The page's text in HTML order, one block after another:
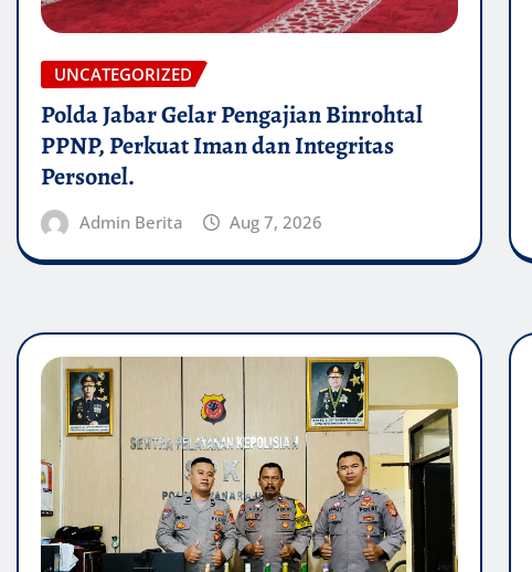
UNCATEGORIZED
Polda Jabar Gelar Pengajian Binrohtal
PPNP, Perkuat Iman dan Integritas
Personel.
Admin Berita Aug 7, 2026